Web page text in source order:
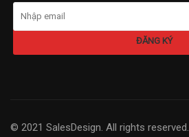
© 2021 SalesDesign. All rights reserved.